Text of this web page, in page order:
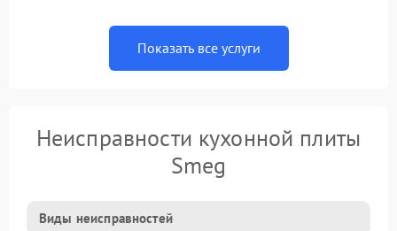
Показать все услуги
Неисправности кухонной плиты
Smeg
Виды неисправностей